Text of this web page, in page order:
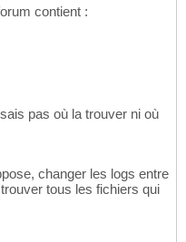
contient :
pas où la trouver ni où
changer les logs entre
tous les fichiers qui